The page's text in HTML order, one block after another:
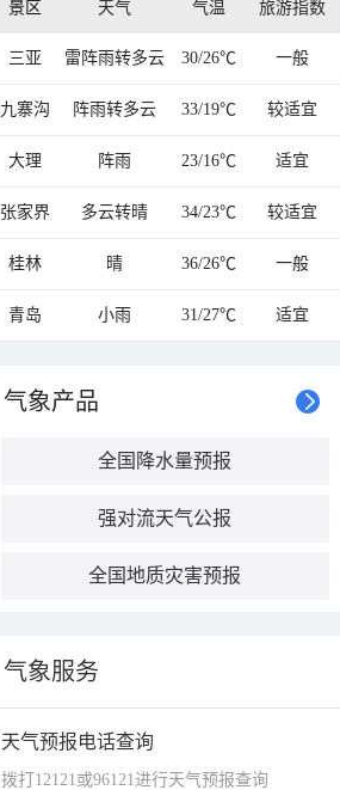
景区 天气 气温 旅游指数
三亚 雷阵雨转多云 30/26℃ 一般
九寨沟 阵雨转多云 33/19℃ 较适宜
大理 阵雨 23/16℃ 适宜
张家界 多云转晴 34/23℃ 较适宜
桂林 晴 36/26℃ 一般
青岛 小雨 31/27℃ 适宜
气象产品
全国降水量预报
强对流天气公报
全国地质灾害预报
气象服务
天气预报电话查询
拨打12121或96121进行天气预报查询